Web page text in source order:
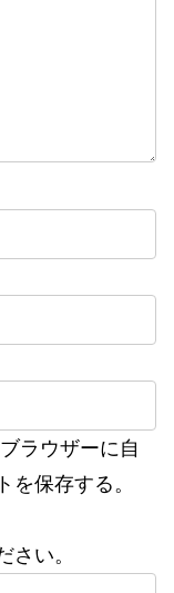
ラウザーに自
を保存する。
さい。